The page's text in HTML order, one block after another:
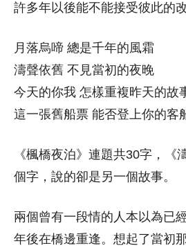
許多年以後能不能接受彼此的
月落烏啼 總是千年的風霜
濤聲依舊 不見當初的夜晚
今天的你我 怎樣重複昨天的故
這一張舊船票 能否登上你的客
《楓橋夜泊》連題共30字，《
個字，說的卻是另一個故事。
兩個曾有一段情的人本以為已
年後在橋邊重逢。想起了當初